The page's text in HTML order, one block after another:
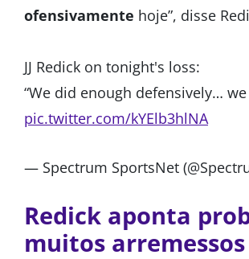
ofensivamente hoje”, disse
JJ Redick on tonight's loss:
“We did enough defensively…
pic.twitter.com/kYElb3hlNA
— Spectrum SportsNet
Redick aponta
muitos